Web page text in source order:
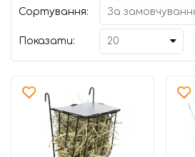
Сортування:
Показати: